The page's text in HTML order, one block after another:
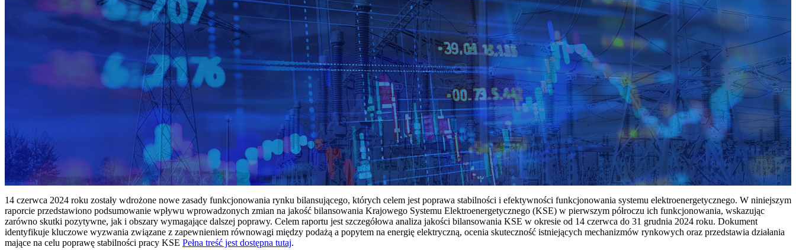
14 czerwca 2024 roku zostały wdrożone nowe zasady funkcjonowania rynku bilansującego, których celem jest poprawa stabilności i efektywności funkcjonowania systemu elektroenergetycznego. W niniejszym
raporcie przedstawiono podsumowanie wpływu wprowadzonych zmian na jakość bilansowania Krajowego Systemu Elektroenergetycznego (KSE) w pierwszym półroczu ich funkcjonowania, wskazując
zarówno skutki pozytywne, jak i obszary wymagające dalszej poprawy. Celem raportu jest szczegółowa analiza jakości bilansowania KSE w okresie od 14 czerwca do 31 grudnia 2024 roku. Dokument
identyfikuje kluczowe wyzwania związane z zapewnieniem równowagi między podażą a popytem na energię elektryczną, ocenia skuteczność istniejących mechanizmów rynkowych oraz przedstawia działania
mające na celu poprawę stabilności pracy KSE Pełna treść jest dostępna tutaj.